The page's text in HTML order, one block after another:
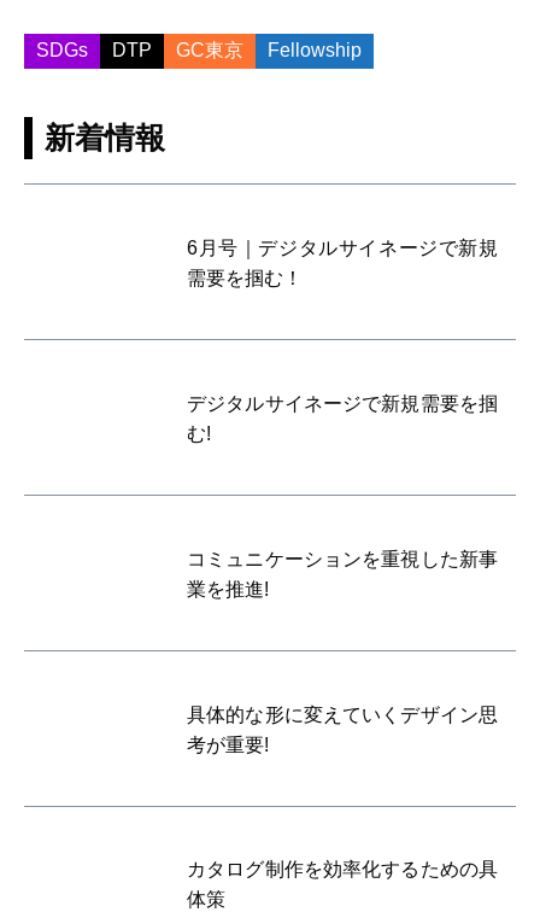
SDGs DTP GC東京 Fellowship
新着情報
6月号｜デジタルサイネージで新規
需要を掴む！
デジタルサイネージで新規需要を掴
む!
コミュニケーションを重視した新事
業を推進!
具体的な形に変えていくデザイン思
考が重要!
カタログ制作を効率化するための具
体策